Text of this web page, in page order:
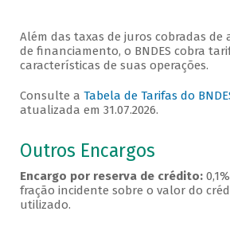
Além das taxas de juros cobradas de
de financiamento, o BNDES cobra
características de suas operações.
Consulte a Tabela de Tarifas do
atualizada em 31.07.2026.
Outros Encargos
Encargo por reserva de crédito:
fração incidente sobre o valor do
utilizado.